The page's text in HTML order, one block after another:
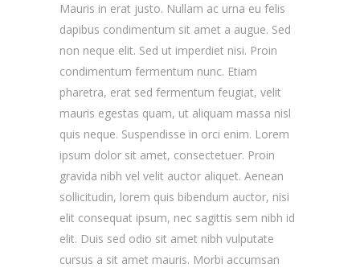
Mauris in erat justo. Nullam ac urna eu felis
dapibus condimentum sit amet a augue. Sed
non neque elit. Sed ut imperdiet nisi. Proin
condimentum fermentum nunc. Etiam
pharetra, erat sed fermentum feugiat, velit
mauris egestas quam, ut aliquam massa nisl
quis neque. Suspendisse in orci enim. Lorem
ipsum dolor sit amet, consectetuer. Proin
gravida nibh vel velit auctor aliquet. Aenean
sollicitudin, lorem quis bibendum auctor, nisi
elit consequat ipsum, nec sagittis sem nibh id
elit. Duis sed odio sit amet nibh vulputate
cursus a sit amet mauris. Morbi accumsan